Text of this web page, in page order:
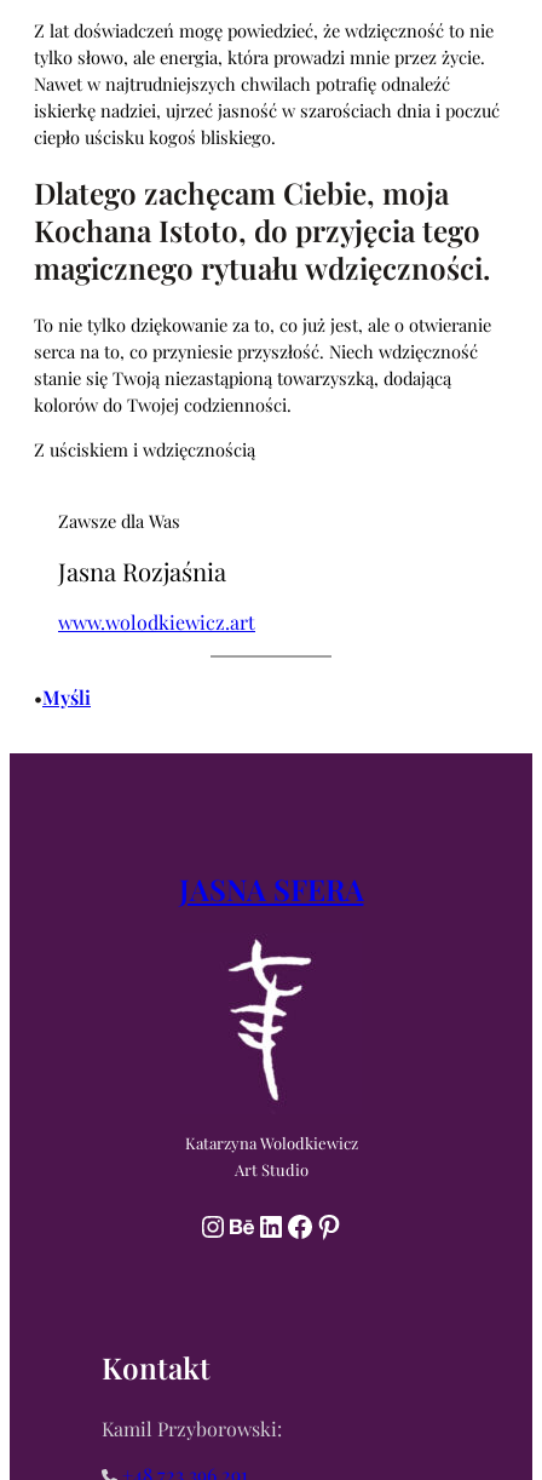
Z lat doświadczeń mogę powiedzieć, że wdzięczność to nie
tylko słowo, ale energia, która prowadzi mnie przez życie.
Nawet w najtrudniejszych chwilach potrafię odnaleźć
iskierkę nadziei, ujrzeć jasność w szarościach dnia i poczuć
ciepło uścisku kogoś bliskiego.
Dlatego zachęcam Ciebie, moja
Kochana Istoto, do przyjęcia tego
magicznego rytuału wdzięczności.
To nie tylko dziękowanie za to, co już jest, ale o otwieranie
serca na to, co przyniesie przyszłość. Niech wdzięczność
stanie się Twoją niezastąpioną towarzyszką, dodającą
kolorów do Twojej codzienności.
Z uściskiem i wdzięcznością
Zawsze dla Was
Jasna Rozjaśnia
www.wolodkiewicz.art
•Myśli
JASNA SFERA
Katarzyna Wolodkiewicz
Art Studio
InstagramBehance LinkedIn Facebook Pinterest
Kontakt
Kamil Przyborowski:
+48 723 396 291